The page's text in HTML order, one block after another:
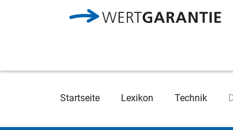
Breadcrumb
Startseite Lexikon Technik